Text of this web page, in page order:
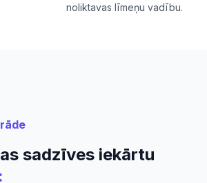
noliktavas līmeņu vadību.
sadzīves iekārtu
: